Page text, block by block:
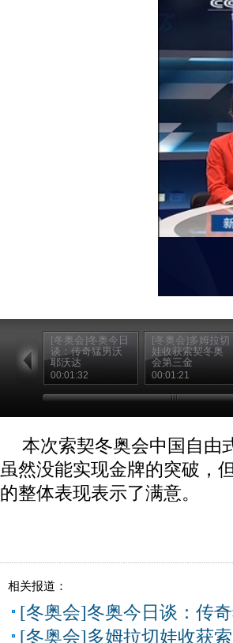
[冬奥会]冬奥今日
谈：传奇猛男沃
耶沃达
00:01:32
[冬奥会]多姆拉切
娃收获索契冬奥
会第三金
00:01:21
本次索契冬奥会中国自由
虽然没能实现金牌的突破，
的整体表现表示了满意。
相关报道：
[冬奥会]冬奥今日谈：传
[冬奥会]多姆拉切娃收获